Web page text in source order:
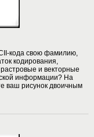
кода свою фамилию,
кодирования,
и векторные
информации? На
ваш рисунок двоичным